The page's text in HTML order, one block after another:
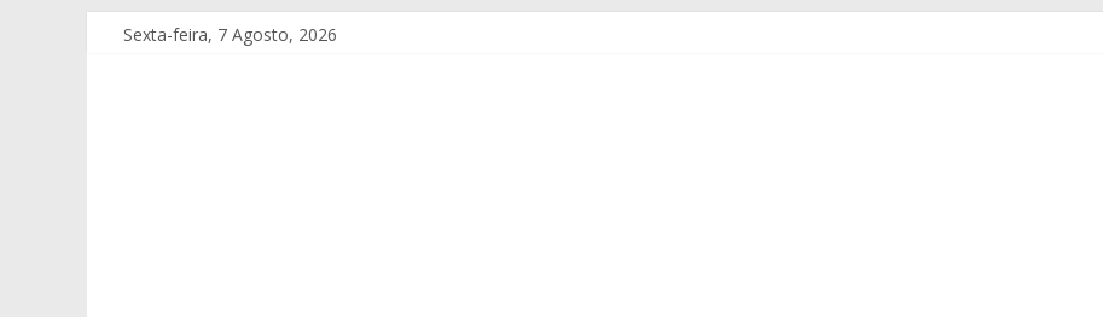
Sexta-feira, 7 Agosto, 2026